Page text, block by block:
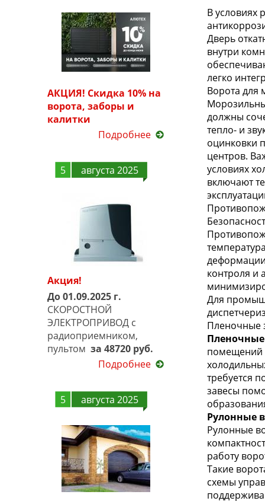
АКЦИЯ! Скидка 10% на
ворота, заборы и
калитки
Подробнее
5 августа 2025
Акция!
До 01.09.2025 г.
СКОРОСТНОЙ
ЭЛЕКТРОПРИВОД с
радиоприемником,
пультом за 48720 руб.
Подробнее
5 августа 2025
В условиях
Дверь
внутри
легко
Ворота для
должны
тепло- и
оцинковки
центров.
условиях
включают
контроля и
Для
Пленочные
помещений
требуется
завесы
Рулонные
Рулонные
работу
Такие
схемы